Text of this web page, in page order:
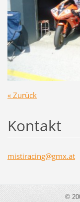
« Zurück
Kontakt
mistiracing@gmx.at
©